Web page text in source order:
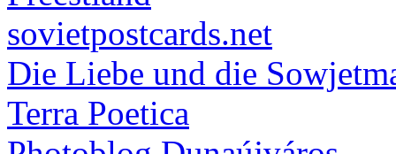
sovietpostcards.net
Die Liebe und die
Terra Poetica